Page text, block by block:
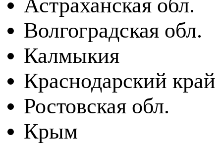
Астраханская обл.
Волгоградская обл.
Калмыкия
Краснодарский край
Ростовская обл.
Крым